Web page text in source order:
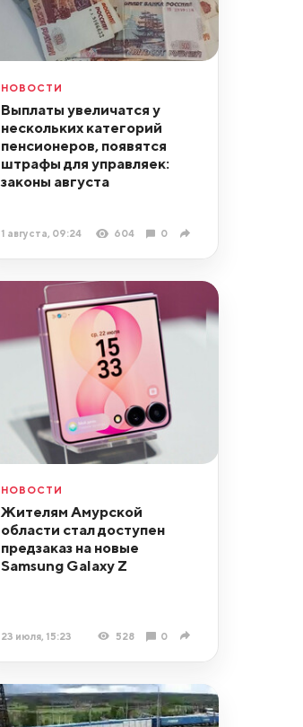
НОВОСТИ
Выплаты увеличатся у
нескольких категорий
пенсионеров, появятся
штрафы для управляек:
законы августа
1 августа, 09:24 604 0
НОВОСТИ
Жителям Амурской
области стал доступен
предзаказ на новые
Samsung Galaxy Z
23 июля, 15:23 528 0